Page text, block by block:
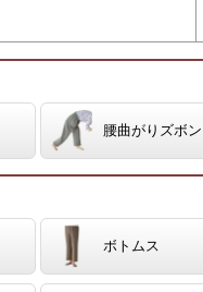
腰曲がりズボン
ボトムス